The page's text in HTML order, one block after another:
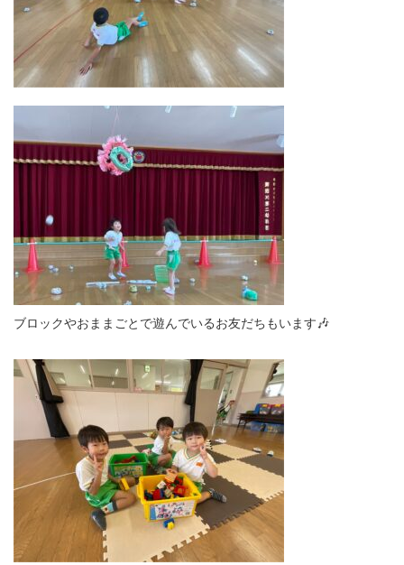
ブロックやおままごとで遊んでいるお友だちもいます🎶